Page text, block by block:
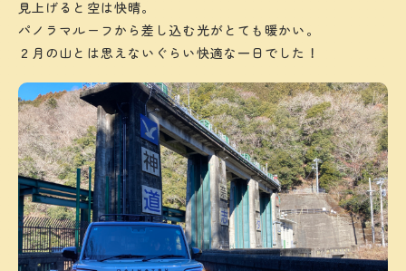
見上げると空は快晴。
パノラマルーフから差し込む光がとても暖かい。
２月の山とは思えないぐらい快適な一日でした！